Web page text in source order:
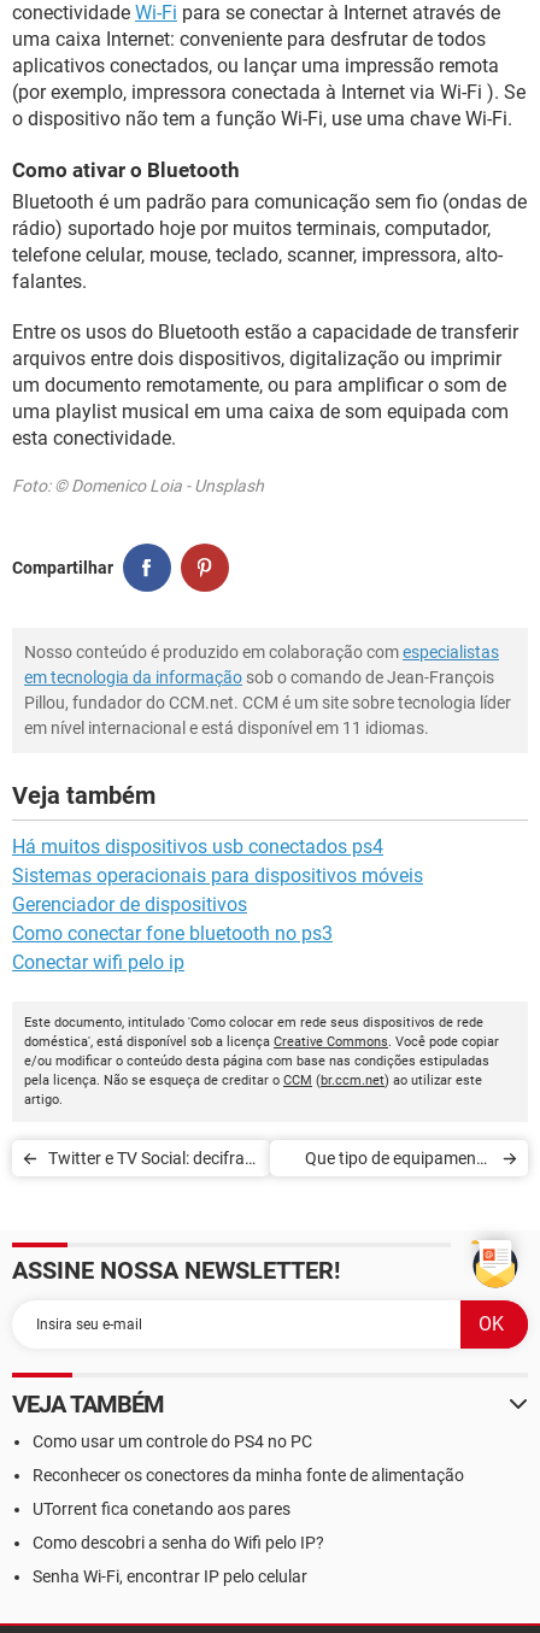
conectividade Wi-Fi para se conectar à Internet através de
uma caixa Internet: conveniente para desfrutar de todos
aplicativos conectados, ou lançar uma impressão remota
(por exemplo, impressora conectada à Internet via Wi-Fi ). Se
o dispositivo não tem a função Wi-Fi, use uma chave Wi-Fi.
Como ativar o Bluetooth
Bluetooth é um padrão para comunicação sem fio (ondas de
rádio) suportado hoje por muitos terminais, computador,
telefone celular, mouse, teclado, scanner, impressora, alto-
falantes.
Entre os usos do Bluetooth estão a capacidade de transferir
arquivos entre dois dispositivos, digitalização ou imprimir
um documento remotamente, ou para amplificar o som de
uma playlist musical em uma caixa de som equipada com
esta conectividade.
Foto: © Domenico Loia - Unsplash
Compartilhar
Nosso conteúdo é produzido em colaboração comespecialistas
em tecnologia da informação sob o comando de Jean-François
Pillou, fundador do CCM.net. CCM é um site sobre tecnologia líder
em nível internacional e está disponível em 11 idiomas.
Veja também
Há muitos dispositivos usb conectados ps4
Sistemas operacionais para dispositivos móveis
Gerenciador de dispositivos
Como conectar fone bluetooth no ps3
Conectar wifi pelo ip
Este documento, intitulado 'Como colocar em rede seus dispositivos de rede
doméstica', está disponível sob a licença Creative Commons. Você pode copiar
e/ou modificar o conteúdo desta página com base nas condições estipuladas
pela licença. Não se esqueça de creditar o CCM (br.ccm.net) ao utilizar este
artigo.
Twitter e TV Social: decifrar
Que tipo de equipamento
ASSINE NOSSA NEWSLETTER!
VEJA TAMBÉM
Como usar um controle do PS4 no PC
Reconhecer os conectores da minha fonte de alimentação
UTorrent fica conetando aos pares
Como descobri a senha do Wifi pelo IP?
Senha Wi-Fi, encontrar IP pelo celular